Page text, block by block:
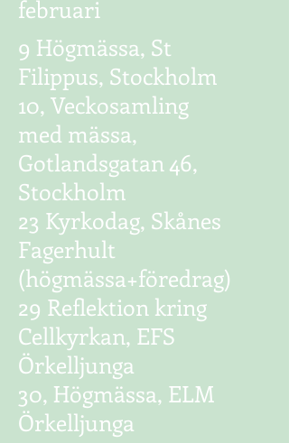
februari
9 Högmässa, St
Filippus, Stockholm
10, Veckosamling
med mässa,
Gotlandsgatan 46,
Stockholm
23 Kyrkodag, Skånes
Fagerhult
(högmässa+föredrag)
29 Reflektion kring
Cellkyrkan, EFS
Örkelljunga
30, Högmässa, ELM
Örkelljunga